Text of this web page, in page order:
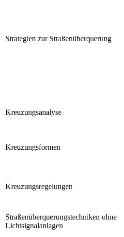
Strategien zur Straßenüberquerung
Kreuzungsanalyse
Kreuzungsformen
Kreuzungsregelungen
Straßenüberquerungstechniken ohne
Lichtsignalanlagen